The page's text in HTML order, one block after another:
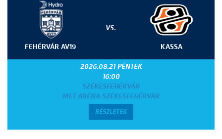
FEHÉRVÁR AV19
VS.
KASSA
2026.08.21 PÉNTEK
16:00
SZÉKESFEHÉRVÁR
MET ARÉNA SZÉKESFEHÉRVÁR
RÉSZLETEK